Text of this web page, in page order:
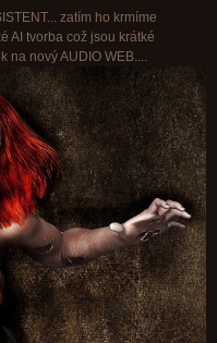
zatím ho krmíme
AI tvorba což jsou krátké
na nový AUDIO WEB....